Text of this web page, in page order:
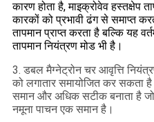
कारण होता है, माइक्रोवेव हस्तक्षेप
कारकों को प्रभावी ढंग से समाप्त
तापमान प्राप्त करता है बल्कि यह
तापमान नियंत्रण मोड भी है।
3. डबल मैग्नेट्रोन चर आवृत्ति
को लगातार समायोजित कर सकता
समान और अधिक सटीक बनाता है
नमूना पाचन एक समान है।